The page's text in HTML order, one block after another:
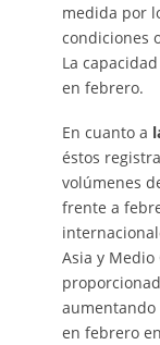
medida por
condiciones
La
en febrero.
En cuanto a
éstos
volúmenes
frente a
Asia y
aumentando
en febrero